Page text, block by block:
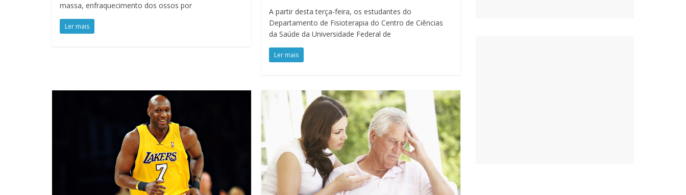
massa, enfraquecimento dos ossos por
Ler mais
A partir desta terça-feira, os estudantes do
Departamento de Fisioterapia do Centro de Ciências
da Saúde da Universidade Federal de
Ler mais